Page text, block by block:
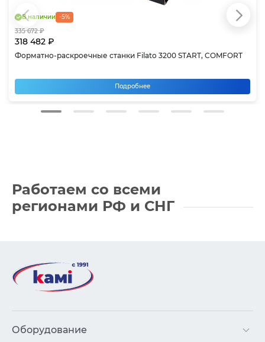
-5%
В наличии
318 482 ₽
335 672 ₽
Форматно-раскроечные станки Filato 3200 START, COMFORT
Подробнее
Работаем со всеми
регионами РФ и СНГ
Оборудование